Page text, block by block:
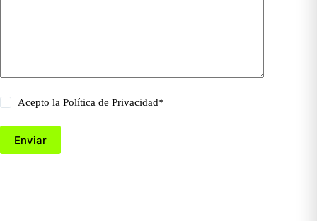
Acepto laPolítica de Privacidad*
Enviar